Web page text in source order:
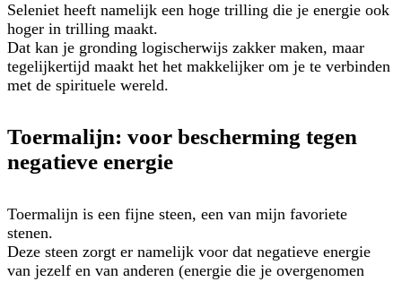
Seleniet heeft namelijk een hoge trilling die je energie ook
hoger in trilling maakt.
Dat kan je gronding logischerwijs zakker maken, maar
tegelijkertijd maakt het het makkelijker om je te verbinden
met de spirituele wereld.
Toermalijn: voor bescherming tegen
negatieve energie
Toermalijn is een fijne steen, een van mijn favoriete
stenen.
Deze steen zorgt er namelijk voor dat negatieve energie
van jezelf en van anderen (energie die je overgenomen